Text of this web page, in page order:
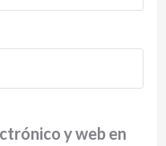
y web en